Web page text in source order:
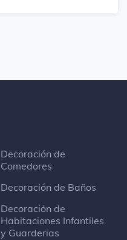
Decoración de
Comedores
Decoración de Baños
Decoración de
Habitaciones Infantiles
y Guarderias